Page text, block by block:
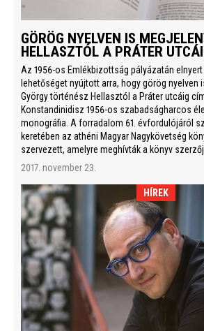
GÖRÖG NYELVEN IS
HELLASZTÓL A PRÁTER
Az 1956-os Emlékbizottság pályázatán
lehetőséget nyújtott arra, hogy görög nyelven
György történész Hellasztól a Práter utcáig
Konstandinidisz 1956-os szabadságharcos
monográfia. A forradalom 61. évfordulójáról
keretében az athéni Magyar Nagykövetség
szervezett, amelyre meghívták a könyv
2017. november 23.
HÍREK